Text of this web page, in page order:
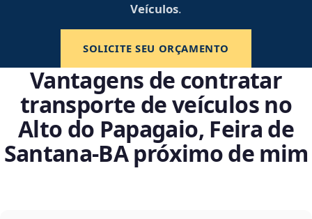
Veículos.
SOLICITE SEU ORÇAMENTO
Vantagens de contratar
transporte de veículos no
Alto do Papagaio, Feira de
Santana‑BA próximo de mim